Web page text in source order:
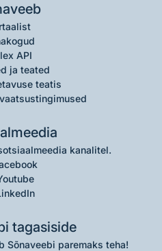
API
ja teated
teatis
kanalitel.
tagasiside
Sõnaveebi paremaks teha!